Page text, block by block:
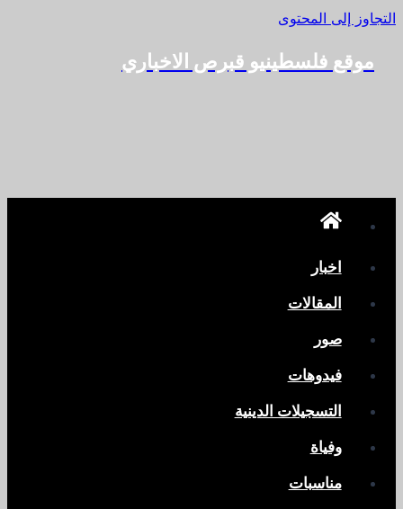
التجاوز إلى المحتوى
موقع فلسطينيو قبرص الاخباري
اخبار
المقالات
صور
فيدوهات
التسجيلات الدينية
وفياة
مناسبات